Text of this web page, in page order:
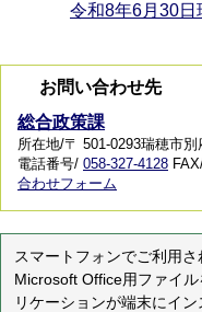
令和8年6月30日
お問い合わせ先
総合政策課
所在地/〒 501-0293瑞穂市別
電話番号/ 058-327-4128
合わせフォーム
スマートフォンでご利用さ
Microsoft Office用ファイ
リケーションが端末にイ